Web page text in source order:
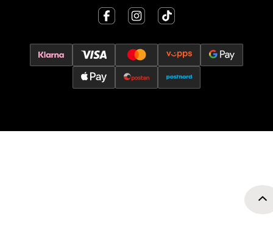
Vitaminveien 7 - 9, 0485 Oslo
Åpent i dag 10-21